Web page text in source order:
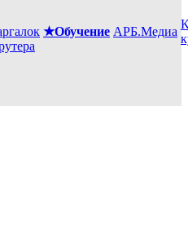
★Обучение АРБ.Медиа